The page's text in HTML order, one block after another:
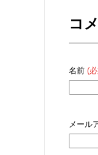
コ
名前 (
メール